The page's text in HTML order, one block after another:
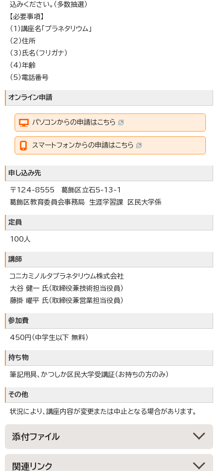
込みください。（多数抽選）
【必要事項】
（1）講座名「プラネタリウム」
（2）住所
（3）氏名（フリガナ）
（4）年齢
（5）電話番号
オンライン申請
パソコンからの申請はこちら
スマートフォンからの申請はこちら
申し込み先
〒124-8555 葛飾区立石5-13-1
葛飾区教育委員会事務局 生涯学習課 区民大学係
定員
100人
講師
コニカミノルタプラネタリウム株式会社
大谷 健一 氏（取締役兼技術担当役員）
藤掛 曜平 氏（取締役兼営業担当役員）
参加費
450円（中学生以下 無料）
持ち物
筆記用具、かつしか区民大学受講証（お持ちの方のみ）
その他
状況により、講座内容が変更または中止となる場合があります。
添付ファイル
関連リンク